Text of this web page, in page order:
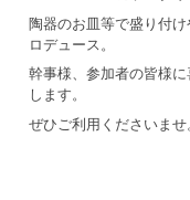
陶器のお皿等で盛り付
ロデュース。
幹事様、参加者の皆様
します。
ぜひご利用くださいませ